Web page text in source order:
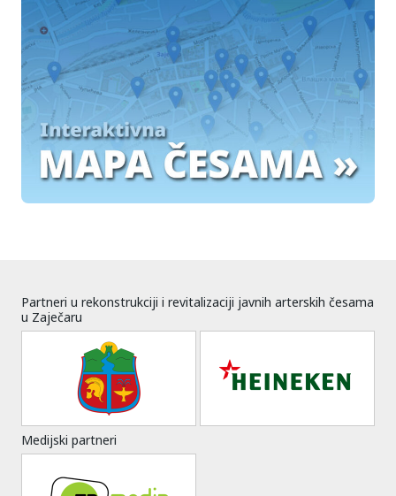
Partneri u rekonstrukciji i revitalizaciji javnih arterskih česama
u Zaječaru
Medijski partneri